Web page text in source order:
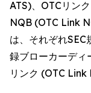
ATS)、OTCリン
NQB (OTC Link
は、それぞれ
録ブローカーディ
リンク (OTC Link